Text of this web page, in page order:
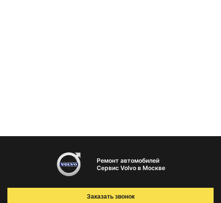
Ремонт автомобилей
Сервис Volvo в Москве
Заказать звонок